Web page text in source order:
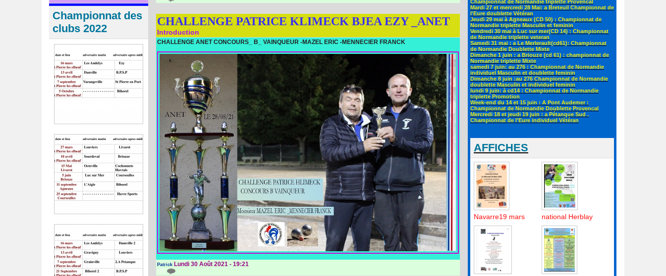
Championnat des
clubs 2022
CHALLENGE PATRICE KLIMECK BJEA EZY _ANET
Introduction
CHALLENGE ANET CONCOURS_ B_ VAINQUEUR -MAZEL ERIC -MENNECIER FRANCK
Patrick Lundi 30 Août 2021 - 19:21
{0}
Championnat de Normandie triplette Provencal
Mardi 27 et mercredi 28 Mai: a Breteuil Championnat de
l'Eure doublette Vétéran
Jeudi 29 mai à Agneaux (CD 50) : Championnat de
Normandie triplette Masculin et feminin
Vendredi 30 mai à Luc sur mer(CD 14) : Championnat
de Normandie triplette veteran
Samedi 31 mai : a Le Merlerault(cd61): Championnat
de Normandie Doublette Mixte
Dimanche 1 juin : a Briouze (cd 61) : championnat de
Normandie triplette Mixte
samedi 7 juin: au 276 : Championnat de Normandie
individuel Masculin et doublette feminin
Dimanche 8 juin :au 276 Championnat de Normandie
doublette Masculin et individuel feminin
lundi 9 juin: à cd14 : Championnat de Normandie
triplette Promotion
Week-end du 14 et 15 juin : A Pont Audemer :
Championnat de Normandie Doublette Provencal
Mercredi 18 et jeudi 19 juin : a Pétanque Sud .
Championnat de l'Eure individuel Vétéran
AFFICHES
Navarre19 mars national Herblay